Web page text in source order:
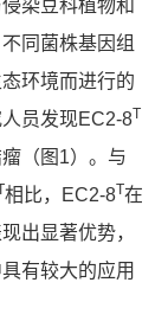
染豆科植物和
同菌株基因组
环境而进行的
员发现EC2-8T
（图1）。与
相比，EC2-8T在
出显著优势，
有较大的应用